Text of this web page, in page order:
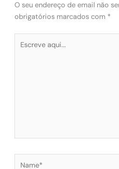
O seu endereço de email não
obrigatórios marcados com *